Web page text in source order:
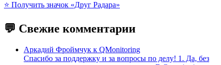
⭐️ Получить значок «Друг Радара»
💬 Свежие комментарии
Аркадий Фроймчук к QMonitoring
Спасибо за поддержку и за вопросы по делу! 1. Да, без